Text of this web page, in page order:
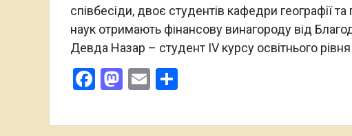
співбесіди, двоє студентів кафедри географії
наук отримають фінансову винагороду від
Девда Назар – студент IV курсу освітнього рівня
Facebook
Mastodon
Email